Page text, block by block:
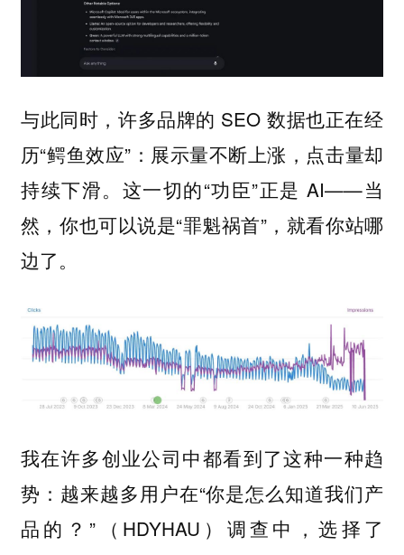
与此同时，许多品牌的 SEO 数据也正在经
历“鳄鱼效应”：展示量不断上涨，点击量却
持续下滑。这一切的“功臣”正是 AI——当
然，你也可以说是“罪魁祸首”，就看你站哪
边了。
我在许多创业公司中都看到了这种一种趋
势：越来越多用户在“你是怎么知道我们产
品的？”（HDYHAU）调查中，选择了